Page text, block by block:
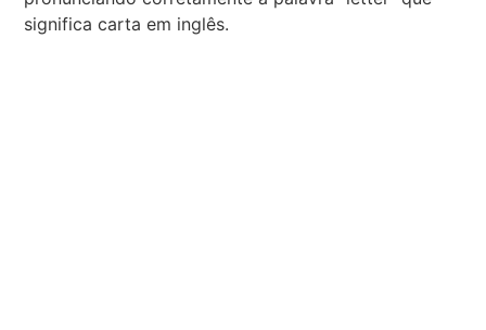
significa carta em inglês.